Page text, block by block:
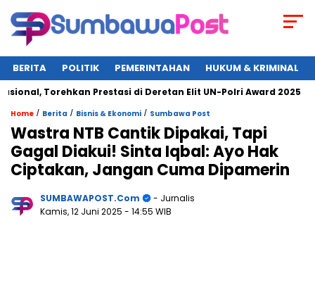
BERITA POLITIK PEMERINTAHAN HUKUM & KRIMINAL
Torehkan Prestasi di Deretan Elit UN-Polri Award 2025
Home / Berita / Bisnis & Ekonomi / Sumbawa Post
Wastra NTB Cantik Dipakai, Tapi
Gagal Diakui! Sinta Iqbal: Ayo Hak
Ciptakan, Jangan Cuma Dipamerin
SUMBAWAPOST.com
- Jurnalis
Kamis, 12 Juni 2025 - 14:55 WIB